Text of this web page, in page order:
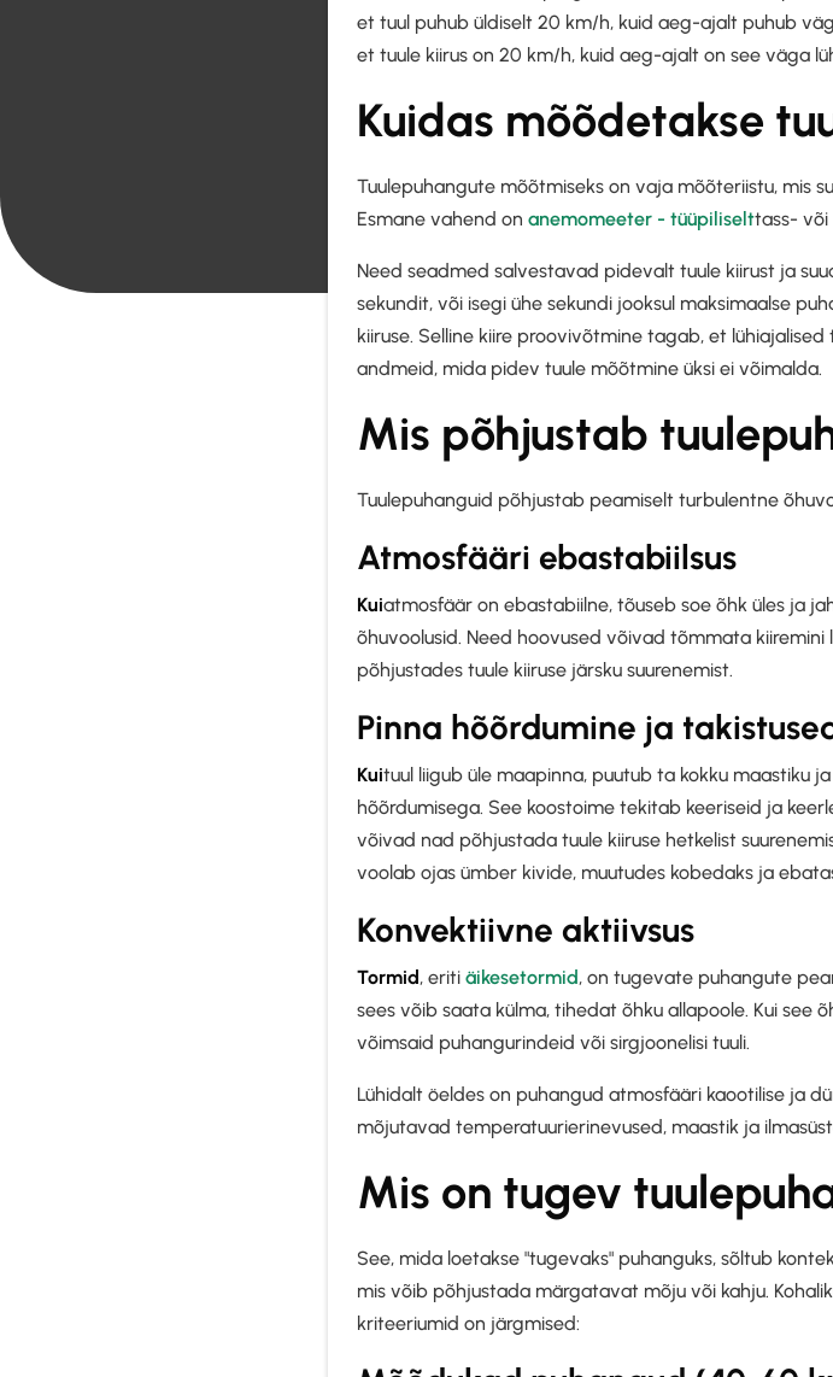
et tuul puhub üldiselt 20 km/h, kuid aeg-ajalt puhub
et tuule kiirus on 20 km/h, kuid aeg-ajalt on see väga
Kuidas mõõdetakse
Tuulepuhangute mõõtmiseks on vaja mõõteriistu, mis
Esmane vahend on anemomeeter - tüüpiliselttass- või
Need seadmed salvestavad pidevalt tuule kiirust ja
sekundit, või isegi ühe sekundi jooksul maksimaalse
kiiruse. Selline kiire proovivõtmine tagab, et
andmeid, mida pidev tuule mõõtmine üksi ei võimalda.
Mis põhjustab
Tuulepuhanguid põhjustab peamiselt turbulentne
Atmosfääri ebastabiilsus
‍Kuiatmosfäär on ebastabiilne, tõuseb soe õhk üles ja
õhuvoolusid. Need hoovused võivad tõmmata
põhjustades tuule kiiruse järsku suurenemist.
Pinna hõõrdumine ja
‍Kuituul liigub üle maapinna, puutub ta kokku maastiku
hõõrdumisega. See koostoime tekitab keeriseid ja
võivad nad põhjustada tuule kiiruse hetkelist
voolab ojas ümber kivide, muutudes kobedaks ja
Konvektiivne aktiivsus
‍Tormid, eriti äikesetormid, on tugevate puhangute
sees võib saata külma, tihedat õhku allapoole. Kui see
võimsaid puhangurindeid või sirgjoonelisi tuuli.
Lühidalt öeldes on puhangud atmosfääri kaootilise ja
mõjutavad temperatuurierinevused, maastik ja
Mis on tugev
See, mida loetakse "tugevaks" puhanguks, sõltub
mis võib põhjustada märgatavat mõju või kahju.
kriteeriumid on järgmised: